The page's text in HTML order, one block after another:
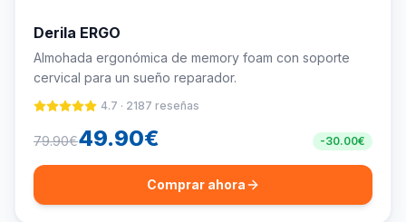
Derila ERGO
Almohada ergonómica de memory foam con soporte
cervical para un sueño reparador.
4.7 · 2187 reseñas
79.90€49.90€ -30.00€
Comprar ahora